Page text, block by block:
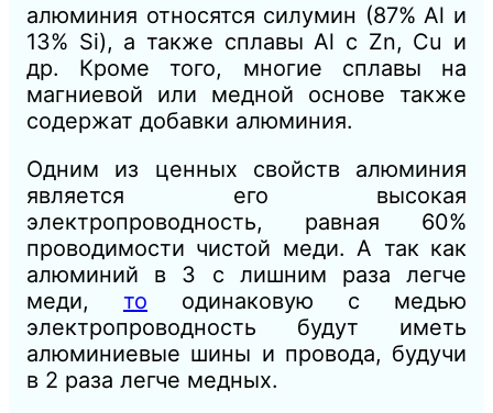
алюминия относятся силумин (87% Аl и
13% Si), а также сплавы Аl с Zn, Сu и
др. Кроме того, многие сплавы на
магниевой или медной основе также
содержат добавки алюминия.
Одним из ценных свойств алюминия
является его высокая
электропроводность, равная 60%
проводимости чистой меди. А так как
алюминий в 3 с лишним раза легче
меди, то одинаковую с медью
электропроводность будут иметь
алюминиевые шины и провода, будучи
в 2 раза легче медных.